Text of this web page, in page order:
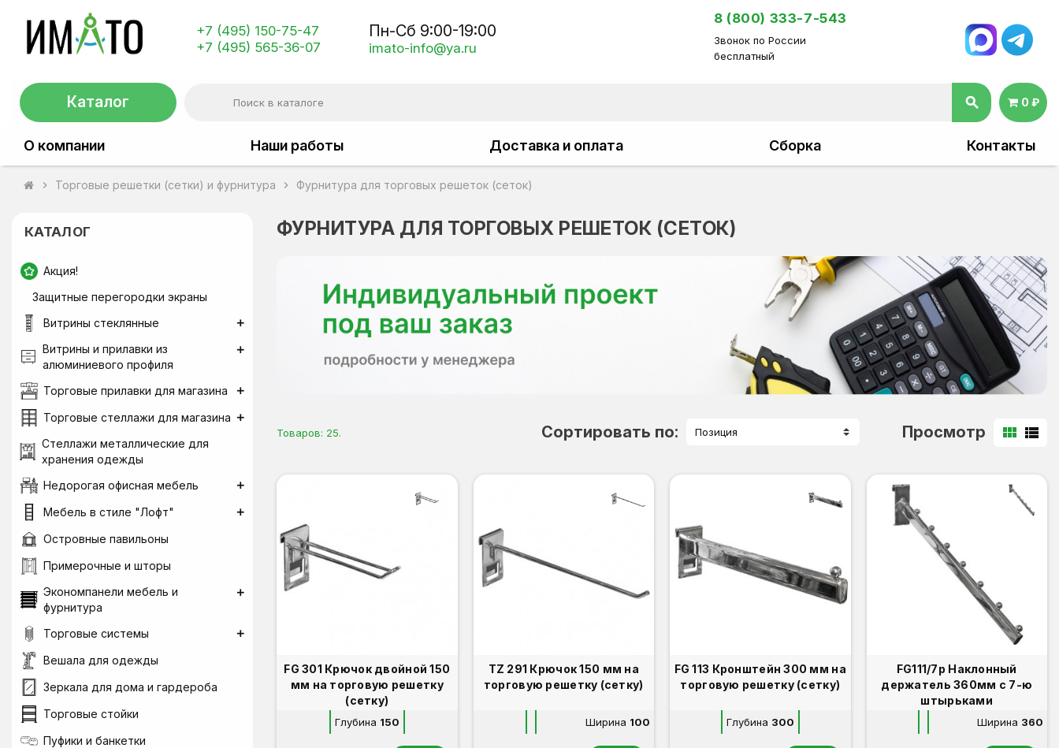
+7 (495) 150-75-47
+7 (495) 565-36-07
Пн-Сб 9:00-19:00
imato-info@ya.ru
8 (800) 333-7-543
Звонок по России
бесплатный
Каталог search 0 ₽
О компании Наши работы Доставка и оплата Сборка Контакты
chevron_right Торговые решетки (сетки) и фурнитура chevron_right Фурнитура для торговых решеток (сеток)
КАТАЛОГ
Акция!
Защитные перегородки экраны
Витрины стеклянные
Витрины и прилавки из
алюминиевого профиля
Торговые прилавки для магазина
Торговые стеллажи для магазина
Стеллажи металлические для
хранения одежды
Недорогая офисная мебель
Мебель в стиле "Лофт"
Островные павильоны
Примерочные и шторы
Экономпанели мебель и
фурнитура
Торговые системы
Вешала для одежды
Зеркала для дома и гардероба
Торговые стойки
Пуфики и банкетки
ФУРНИТУРА ДЛЯ ТОРГОВЫХ РЕШЕТОК (СЕТОК)
Сортировать по: Позиция Просмотр view_module view_list
Товаров: 25.
FG 301 Крючок двойной 150
мм на торговую решетку
(сетку)
Глубина 150
TZ 291 Крючок 150 мм на
торговую решетку (сетку)
Ширина 100
FG 113 Кронштейн 300 мм на
торговую решетку (сетку)
Глубина 300
FG111/7р Наклонный
держатель 360мм с 7-ю
штырьками
Ширина 360